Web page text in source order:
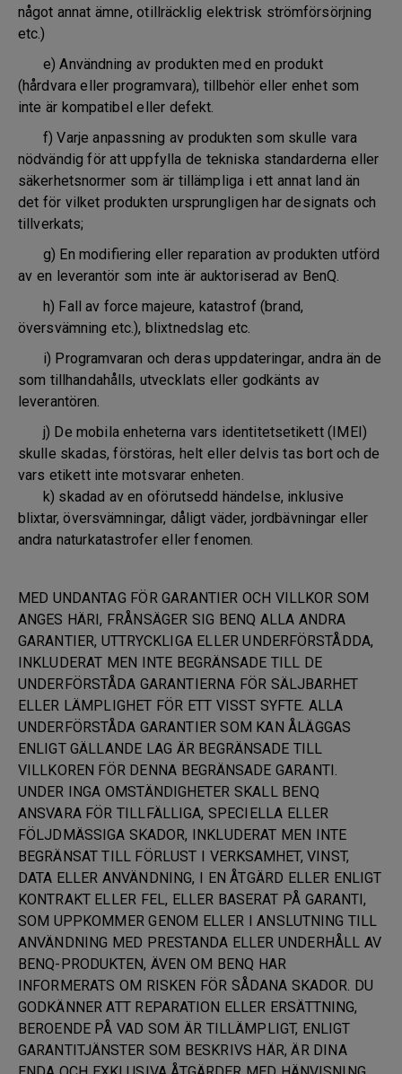
något annat ämne, otillräcklig elektrisk strömförsörjning
etc.)
e) Användning av produkten med en produkt
(hårdvara eller programvara), tillbehör eller enhet som
inte är kompatibel eller defekt.
f) Varje anpassning av produkten som skulle vara
nödvändig för att uppfylla de tekniska standarderna eller
säkerhetsnormer som är tillämpliga i ett annat land än
det för vilket produkten ursprungligen har designats och
tillverkats;
g) En modifiering eller reparation av produkten utförd
av en leverantör som inte är auktoriserad av BenQ.
h) Fall av force majeure, katastrof (brand,
översvämning etc.), blixtnedslag etc.
i) Programvaran och deras uppdateringar, andra än de
som tillhandahålls, utvecklats eller godkänts av
leverantören.
j) De mobila enheterna vars identitetsetikett (IMEI)
skulle skadas, förstöras, helt eller delvis tas bort och de
vars etikett inte motsvarar enheten.
k) skadad av en oförutsedd händelse, inklusive
blixtar, översvämningar, dåligt väder, jordbävningar eller
andra naturkatastrofer eller fenomen.
MED UNDANTAG FÖR GARANTIER OCH VILLKOR SOM
ANGES HÄRI, FRÅNSÄGER SIG BENQ ALLA ANDRA
GARANTIER, UTTRYCKLIGA ELLER UNDERFÖRSTÅDDA,
INKLUDERAT MEN INTE BEGRÄNSADE TILL DE
UNDERFÖRSTÅDA GARANTIERNA FÖR SÄLJBARHET
ELLER LÄMPLIGHET FÖR ETT VISST SYFTE. ALLA
UNDERFÖRSTÅDA GARANTIER SOM KAN ÅLÄGGAS
ENLIGT GÄLLANDE LAG ÄR BEGRÄNSADE TILL
VILLKOREN FÖR DENNA BEGRÄNSADE GARANTI.
UNDER INGA OMSTÄNDIGHETER SKALL BENQ
ANSVARA FÖR TILLFÄLLIGA, SPECIELLA ELLER
FÖLJDMÄSSIGA SKADOR, INKLUDERAT MEN INTE
BEGRÄNSAT TILL FÖRLUST I VERKSAMHET, VINST,
DATA ELLER ANVÄNDNING, I EN ÅTGÄRD ELLER ENLIGT
KONTRAKT ELLER FEL, ELLER BASERAT PÅ GARANTI,
SOM UPPKOMMER GENOM ELLER I ANSLUTNING TILL
ANVÄNDNING MED PRESTANDA ELLER UNDERHÅLL AV
BENQ-PRODUKTEN, ÄVEN OM BENQ HAR
INFORMERATS OM RISKEN FÖR SÅDANA SKADOR. DU
GODKÄNNER ATT REPARATION ELLER ERSÄTTNING,
BEROENDE PÅ VAD SOM ÄR TILLÄMPLIGT, ENLIGT
GARANTITJÄNSTER SOM BESKRIVS HÄR, ÄR DINA